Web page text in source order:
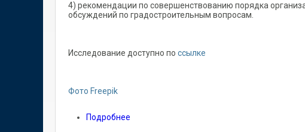
4) рекомендации по совершенствованию порядка
обсуждений по градостроительным вопросам.
Исследование доступно по ссылке
Фото Freepik
Подробнее